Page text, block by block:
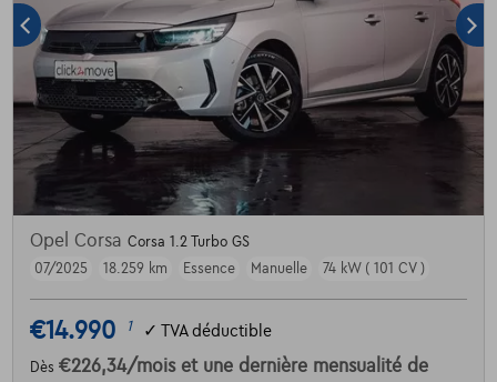
Opel Corsa Corsa 1.2 Turbo GS
07/2025
18.259 km Essence Manuelle 74 kW ( 101 CV )
€14.990 1 ✓ TVA déductible
Dès €226,34/mois et une dernière mensualité de